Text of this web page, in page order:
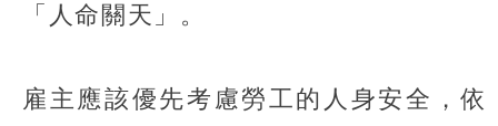
「人命關天」。
雇主應該優先考慮勞工的人身安全，依